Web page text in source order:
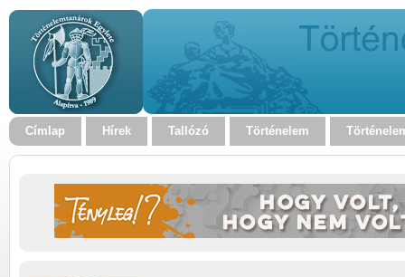
Címlap Hírek Tallózó Történelem